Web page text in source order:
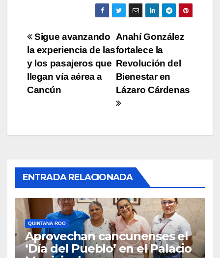
Navegación
de
entradas
Anahí González
fortalece la
Revolución del
Bienestar en
Lázaro Cárdenas
Sigue avanzando
la experiencia de las
y los pasajeros que
llegan vía aérea a
Cancún
ENTRADA RELACIONADA
QUINTANA ROO
Aprovechan cancunenses el
‘Día del Pueblo’ en el Palacio